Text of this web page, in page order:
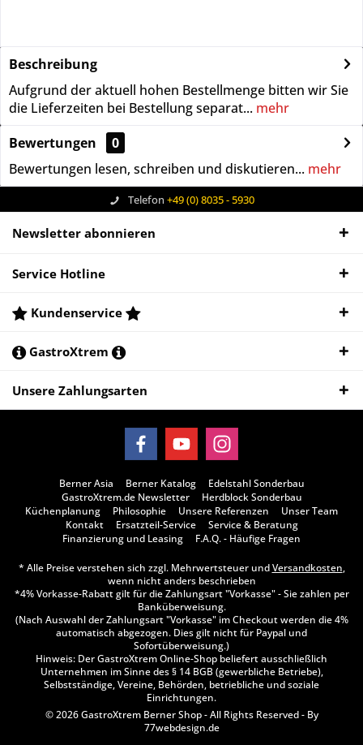
Beschreibung
Aufgrund der aktuell hohen Bestellmenge bitten wir Sie
die Lieferzeiten bei Bestellung separat... mehr
Bewertungen
0
Bewertungen lesen, schreiben und diskutieren... mehr
Telefon +49 (0) 8035 - 5930
Newsletter abonnieren
Service Hotline
Kundenservice
GastroXtrem
Unsere Zahlungsarten
Berner Asia Berner Katalog
Edelstahl Sonderbau
GastroXtrem.de Newsletter
Herdblock Sonderbau
Küchenplanung
Philosophie Unsere Referenzen
Unser Team
Kontakt
Ersatzteil-Service
Service & Beratung
Finanzierung und Leasing
F.A.Q. - Häufige Fragen
* Alle Preise verstehen sich zzgl. Mehrwertsteuer undVersandkosten,
wenn nicht anders beschrieben
*4% Vorkasse-Rabatt gilt für die Zahlungsart "Vorkasse" - Sie zahlen per
Banküberweisung.
(Nach Auswahl der Zahlungsart "Vorkasse" im Checkout werden die 4%
automatisch abgezogen. Dies gilt nicht für Paypal und
Sofortüberweisung.)
Hinweis: Der GastroXtrem Online-Shop beliefert ausschließlich
Unternehmen im Sinne des § 14 BGB (gewerbliche Betriebe),
Selbstständige, Vereine, Behörden, betriebliche und soziale
Einrichtungen.
© 2026 GastroXtrem Berner Shop - All Rights Reserved - By
77webdesign.de